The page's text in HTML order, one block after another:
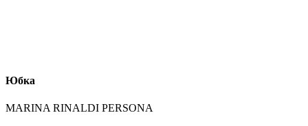
Юбка
MARINA RINALDI PERSONA